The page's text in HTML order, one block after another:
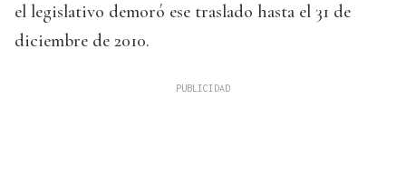
el legislativo demoró ese traslado hasta el 31 de
diciembre de 2010.